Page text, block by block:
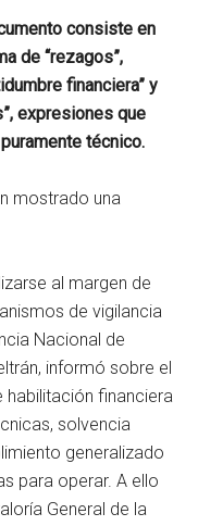
consiste en
de “rezagos”,
financiera” y
expresiones que
técnico.
mostrado una
al margen de
de vigilancia
Nacional de
informó sobre el
habilitación financiera
solvencia
generalizado
para operar. A ello
General de la